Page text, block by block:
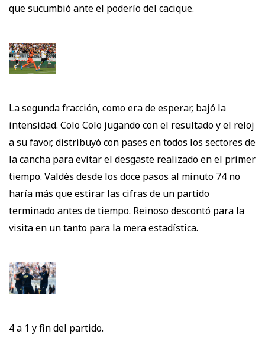
que sucumbió ante el poderío del cacique.
La segunda fracción, como era de esperar, bajó la
intensidad. Colo Colo jugando con el resultado y el reloj
a su favor, distribuyó con pases en todos los sectores de
la cancha para evitar el desgaste realizado en el primer
tiempo. Valdés desde los doce pasos al minuto 74 no
haría más que estirar las cifras de un partido
terminado antes de tiempo. Reinoso descontó para la
visita en un tanto para la mera estadística.
4 a 1 y fin del partido.